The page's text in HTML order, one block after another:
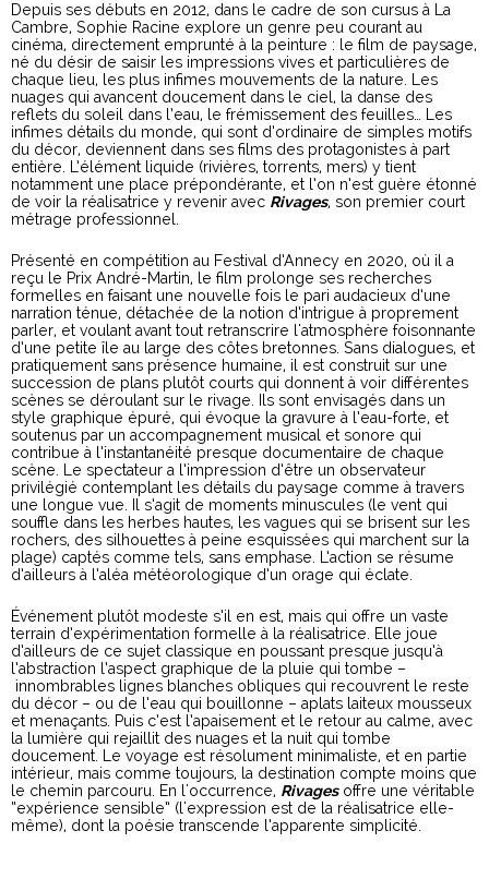
Depuis ses débuts en 2012, dans le cadre de son cursus à La
Cambre, Sophie Racine explore un genre peu courant au
cinéma, directement emprunté à la peinture : le film de paysage,
né du désir de saisir les impressions vives et particulières de
chaque lieu, les plus infimes mouvements de la nature. Les
nuages qui avancent doucement dans le ciel, la danse des
reflets du soleil dans l’eau, le frémissement des feuilles… Les
infimes détails du monde, qui sont d’ordinaire de simples motifs
du décor, deviennent dans ses films des protagonistes à part
entière. L’élément liquide (rivières, torrents, mers) y tient
notamment une place prépondérante, et l’on n’est guère étonné
de voir la réalisatrice y revenir avec Rivages, son premier court
métrage professionnel.
Présenté en compétition au Festival d’Annecy en 2020, où il a
reçu le Prix André-Martin, le film prolonge ses recherches
formelles en faisant une nouvelle fois le pari audacieux d’une
narration ténue, détachée de la notion d’intrigue à proprement
parler, et voulant avant tout retranscrire l'atmosphère foisonnante
d’une petite île au large des côtes bretonnes. Sans dialogues, et
pratiquement sans présence humaine, il est construit sur une
succession de plans plutôt courts qui donnent à voir différentes
scènes se déroulant sur le rivage. Ils sont envisagés dans un
style graphique épuré, qui évoque la gravure à l’eau-forte, et
soutenus par un accompagnement musical et sonore qui
contribue à l’instantanéité presque documentaire de chaque
scène. Le spectateur a l’impression d’être un observateur
privilégié contemplant les détails du paysage comme à travers
une longue vue. Il s’agit de moments minuscules (le vent qui
souffle dans les herbes hautes, les vagues qui se brisent sur les
rochers, des silhouettes à peine esquissées qui marchent sur la
plage) captés comme tels, sans emphase. L’action se résume
d’ailleurs à l’aléa météorologique d’un orage qui éclate.
Événement plutôt modeste s’il en est, mais qui offre un vaste
terrain d’expérimentation formelle à la réalisatrice. Elle joue
d’ailleurs de ce sujet classique en poussant presque jusqu’à
l’abstraction l’aspect graphique de la pluie qui tombe –
innombrables lignes blanches obliques qui recouvrent le reste
du décor – ou de l’eau qui bouillonne – aplats laiteux mousseux
et menaçants. Puis c’est l’apaisement et le retour au calme, avec
la lumière qui rejaillit des nuages et la nuit qui tombe
doucement. Le voyage est résolument minimaliste, et en partie
intérieur, mais comme toujours, la destination compte moins que
le chemin parcouru. En l'occurrence, Rivagesoffre une véritable
“expérience sensible” (l'expression est de la réalisatrice elle-
même), dont la poésie transcende l’apparente simplicité.